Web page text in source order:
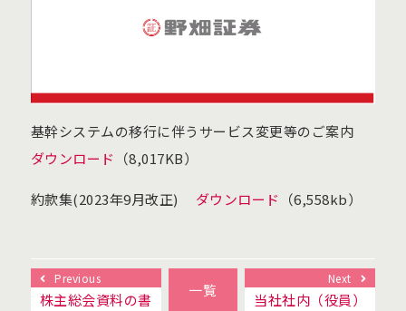
基幹システムの移行に伴うサービス変更等のご案内
ダウンロード
（8,017KB）
約款集(2023年9月改正) ダウンロード （6,558kb）
Previous
株主総会資料の書
一覧
Next
当社社内（役員）